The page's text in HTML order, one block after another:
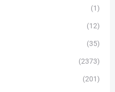
(1)
(12)
(35)
(2373)
(201)